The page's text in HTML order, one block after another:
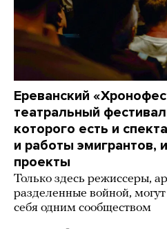
Ереванский
театральный
которого есть и
и работы эмигрантов,
проекты
Только здесь режиссеры,
разделенные войной, могут
себя одним сообществом